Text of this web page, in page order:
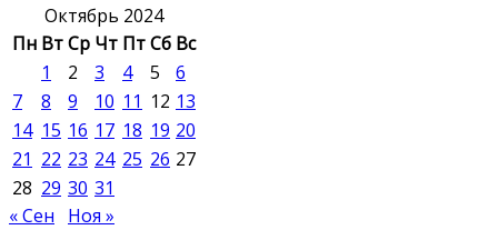
Октябрь 2024
Пн ВтСр Чт ПтСб Вс
1
2 3 4 5
6
7
8 9 10 11 12 13
14 15 16 17 18 19 20
21 22 23 24 25 26 27
28 29 30 31
« Сен
Ноя »